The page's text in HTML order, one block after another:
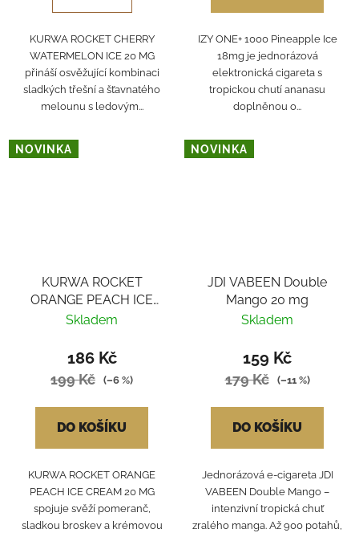
KURWA ROCKET CHERRY
WATERMELON ICE 20 MG
přináší osvěžující kombinaci
sladkých třešní a šťavnatého
melounu s ledovým...
IZY ONE+ 1000 Pineapple Ice
18mg je jednorázová
elektronická cigareta s
tropickou chutí ananasu
doplněnou o...
NOVINKA
KURWA ROCKET
ORANGE PEACH ICE
CREAM
Skladem
186 Kč
199 Kč (–6 %)
DO KOŠÍKU
KURWA ROCKET ORANGE
PEACH ICE CREAM 20 MG
spojuje svěží pomeranč,
sladkou broskev a krémovou
NOVINKA
JDI VABEEN Double
Mango 20 mg
Skladem
159 Kč
179 Kč (–11 %)
DO KOŠÍKU
Jednorázová e-cigareta JDI
VABEEN Double Mango –
intenzivní tropická chuť
zralého manga. Až 900 potahů,